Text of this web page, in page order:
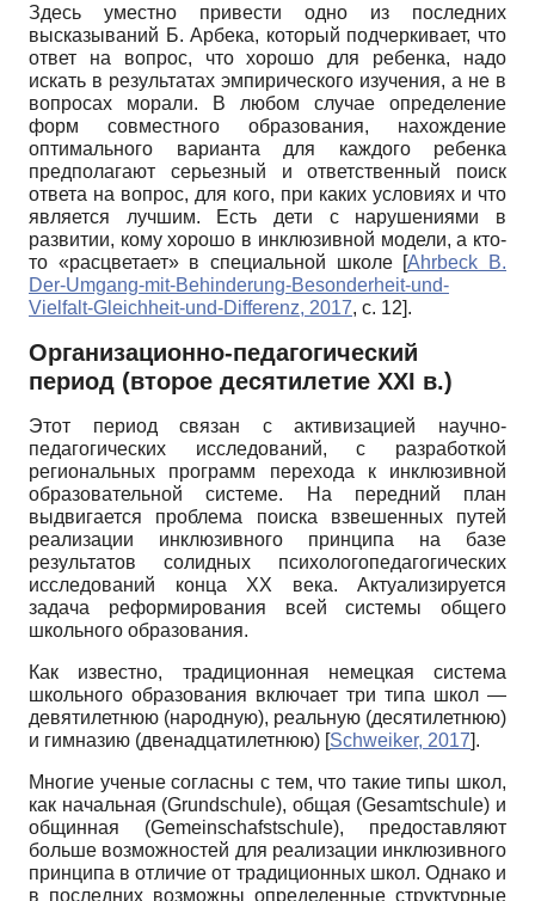
Здесь уместно привести одно из последних
высказываний Б. Арбека, который подчеркивает, что
ответ на вопрос, что хорошо для ребенка, надо
искать в результатах эмпирического изучения, а не в
вопросах морали. В любом случае определение
форм совместного образования, нахождение
оптимального варианта для каждого ребенка
предполагают серьезный и ответственный поиск
ответа на вопрос, для кого, при каких условиях и что
является лучшим. Есть дети с нарушениями в
развитии, кому хорошо в инклюзивной модели, а кто-
то «расцветает» в специальной школе [Ahrbeck B.
Der-Umgang-mit-Behinderung-Besonderheit-und-
Vielfalt-Gleichheit-und-Differenz, 2017, с. 12].
Организационно-педагогический
период (второе десятилетие XXI в.)
Этот период связан с активизацией научно-
педагогических исследований, с разработкой
региональных программ перехода к инклюзивной
образовательной системе. На передний план
выдвигается проблема поиска взвешенных путей
реализации инклюзивного принципа на базе
результатов солидных психолого­педагогических
исследований конца ХХ века. Актуализируется
задача реформирования всей системы общего
школьного образования.
Как известно, традиционная немецкая система
школьного образования включает три типа школ —
девятилетнюю (народную), реальную (десятилетнюю)
и гимназию (двенадцатилетнюю) [Schweiker, 2017].
Многие ученые согласны с тем, что такие типы школ,
как начальная (Grundschule), общая (Gesamtschule) и
общинная (Gemeinschafstschule), предоставляют
больше возможностей для реализации инклюзивного
принципа в отличие от традиционных школ. Однако и
в последних возможны определенные структурные